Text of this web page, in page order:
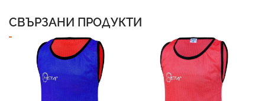
СВЪРЗАНИ ПРОДУКТИ